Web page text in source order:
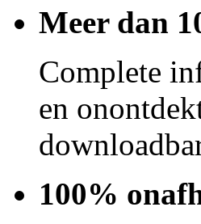
Meer dan
Complete
en
100%